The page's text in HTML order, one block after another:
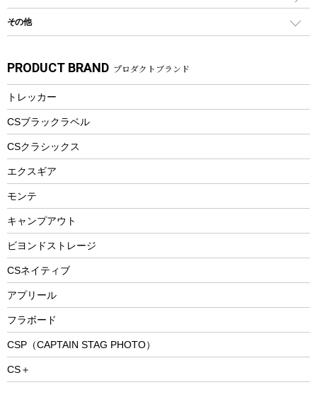
バーベキューツール
カトラリー
マグカップ、カップ
ステンレスボトル
フードボトル
トレー
ランチョンマット
ランチボックス
その他アウトドア雑貨
スプレー関係
ツール、他
パドル
ヘルメット
エアーポンプ
アクセサリー
シティサイクル
自転車ウェア
ラッシュガード
パラソル
フローティングベスト
ヘルメット
エアーポンプ
ビーチテント
ウィンター
スノーシュー
防寒ウェア
トレッキング
トレッキングアクセサリー
プレイグッズ
ウェルネス
その他
湯たんぽ
防災用品
PRODUCT BRAND プロダクトブランド
トレッカー
CSブラックラベル
CSクラシックス
エクスギア
モンテ
キャンプアウト
ビヨンドストレージ
CSネイティブ
アプリール
フラボード
CSP（CAPTAIN STAG PHOTO）
CS＋